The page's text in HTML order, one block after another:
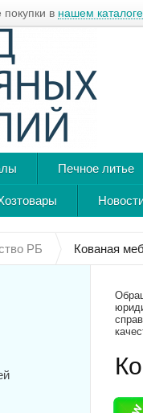
покупки в нашем каталоге
Печное литье
РБ Кованая